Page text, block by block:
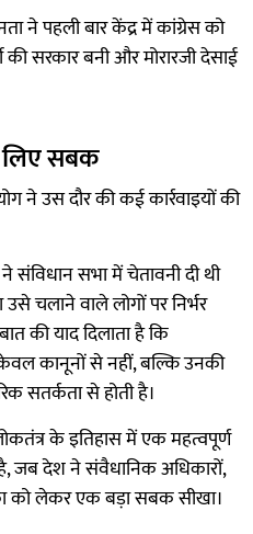
ने पहली बार केंद्र में कांग्रेस को
की सरकार बनी और मोरारजी देसाई
सबक
ने उस दौर की कई कार्रवाइयों की
संविधान सभा में चेतावनी दी थी
चलाने वाले लोगों पर निर्भर
की याद दिलाता है कि
कानूनों से नहीं, बल्कि उनकी
सतर्कता से होती है।
के इतिहास में एक महत्वपूर्ण
जब देश ने संवैधानिक अधिकारों,
को लेकर एक बड़ा सबक सीखा।